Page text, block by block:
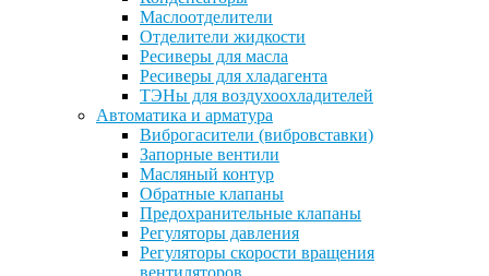
Маслоотделители
Отделители жидкости
Ресиверы для масла
Ресиверы для хладагента
ТЭНы для воздухоохладителей
Автоматика и арматура
Виброгасители (вибровставки)
Запорные вентили
Масляный контур
Обратные клапаны
Предохранительные клапаны
Регуляторы давления
Регуляторы скорости вращения
вентиляторов